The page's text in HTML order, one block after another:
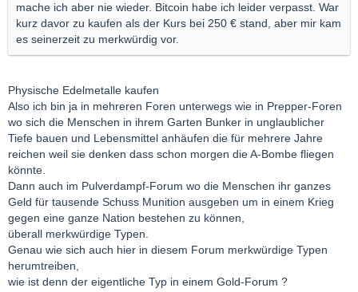
mache ich aber nie wieder. Bitcoin habe ich leider verpasst. War
kurz davor zu kaufen als der Kurs bei 250 € stand, aber mir kam
es seinerzeit zu merkwürdig vor.
Physische Edelmetalle kaufen
Also ich bin ja in mehreren Foren unterwegs wie in Prepper-Foren
wo sich die Menschen in ihrem Garten Bunker in unglaublicher
Tiefe bauen und Lebensmittel anhäufen die für mehrere Jahre
reichen weil sie denken dass schon morgen die A-Bombe fliegen
könnte.
Dann auch im Pulverdampf-Forum wo die Menschen ihr ganzes
Geld für tausende Schuss Munition ausgeben um in einem Krieg
gegen eine ganze Nation bestehen zu können,
überall merkwürdige Typen.
Genau wie sich auch hier in diesem Forum merkwürdige Typen
herumtreiben,
wie ist denn der eigentliche Typ in einem Gold-Forum ?